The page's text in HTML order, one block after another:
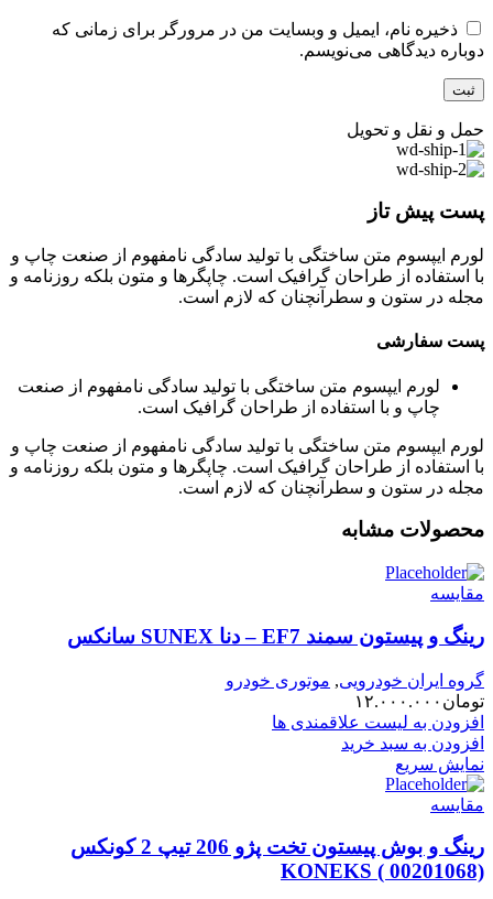
ذخیره نام، ایمیل و وبسایت من در مرورگر برای زمانی که
دوباره دیدگاهی می‌نویسم.
حمل و نقل و تحویل
پست پیش تاز
لورم ایپسوم متن ساختگی با تولید سادگی نامفهوم از صنعت چاپ و
با استفاده از طراحان گرافیک است. چاپگرها و متون بلکه روزنامه و
مجله در ستون و سطرآنچنان که لازم است.
پست سفارشی
لورم ایپسوم متن ساختگی با تولید سادگی نامفهوم از صنعت
چاپ و با استفاده از طراحان گرافیک است.
لورم ایپسوم متن ساختگی با تولید سادگی نامفهوم از صنعت چاپ و
با استفاده از طراحان گرافیک است. چاپگرها و متون بلکه روزنامه و
مجله در ستون و سطرآنچنان که لازم است.
محصولات مشابه
مقایسه
رینگ و پیستون سمند EF7 – دنا SUNEX سانکس
گروه ایران خودرویی, موتوری خودرو
تومان ۱۲.۰۰۰.۰۰۰
افزودن به لیست علاقمندی ها
افزودن به سبد خرید
نمایش سریع
مقایسه
رینگ و بوش پیستون تخت پژو 206 تیپ 2 کونکس
KONEKS ( 00201068)